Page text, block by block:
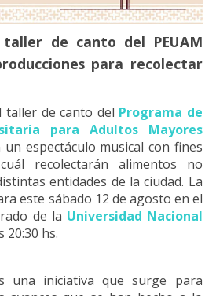
de canto del PEUAM
para recolectar
taller de canto del Programa de
para Adultos Mayores
un espectáculo musical con fines
recolectarán alimentos no
entidades de la ciudad. La
este sábado 12 de agosto en el
de la Universidad Nacional
20:30 hs.
una iniciativa que surge para